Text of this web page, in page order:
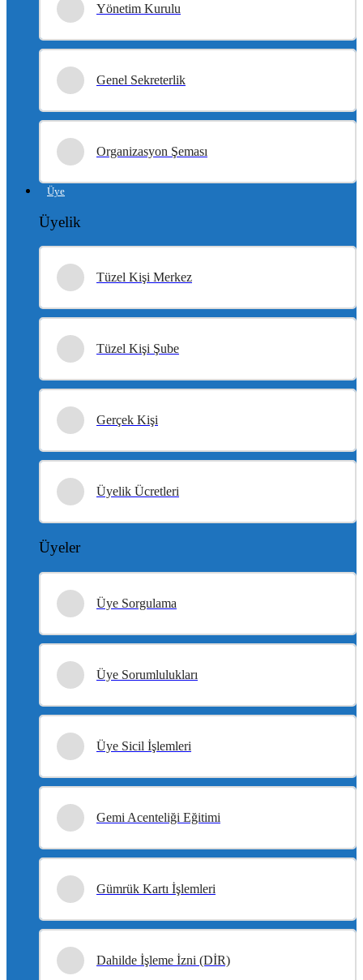
Yönetim Kurulu
Genel Sekreterlik
Organizasyon Şeması
Üye
Üyelik
Tüzel Kişi Merkez
Tüzel Kişi Şube
Gerçek Kişi
Üyelik Ücretleri
Üyeler
Üye Sorgulama
Üye Sorumlulukları
Üye Sicil İşlemleri
Gemi Acenteliği Eğitimi
Gümrük Kartı İşlemleri
Dahilde İşleme İzni (DİR)